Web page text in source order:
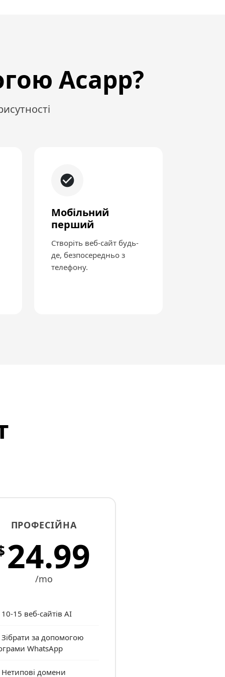
Acapp?
Мобільний
перший
Створіть веб-сайт будь-
де, безпосередньо з
телефону.
ПРОФЕСІЙНА
24.99
/mo
10-15 веб-сайтів AI
Зібрати за допомогою
WhatsApp
Нетипові домени